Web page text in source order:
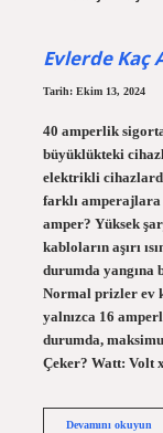
Evlerde Kaç
Tarih: Ekim 13, 2024
40 amperlik
büyüklükteki
elektrikli
farklı
amper? Yüksek
kabloların aşırı
durumda yangına
Normal prizler ev
yalnızca 16
durumda,
Çeker? Watt: Volt
Devamını okuyun